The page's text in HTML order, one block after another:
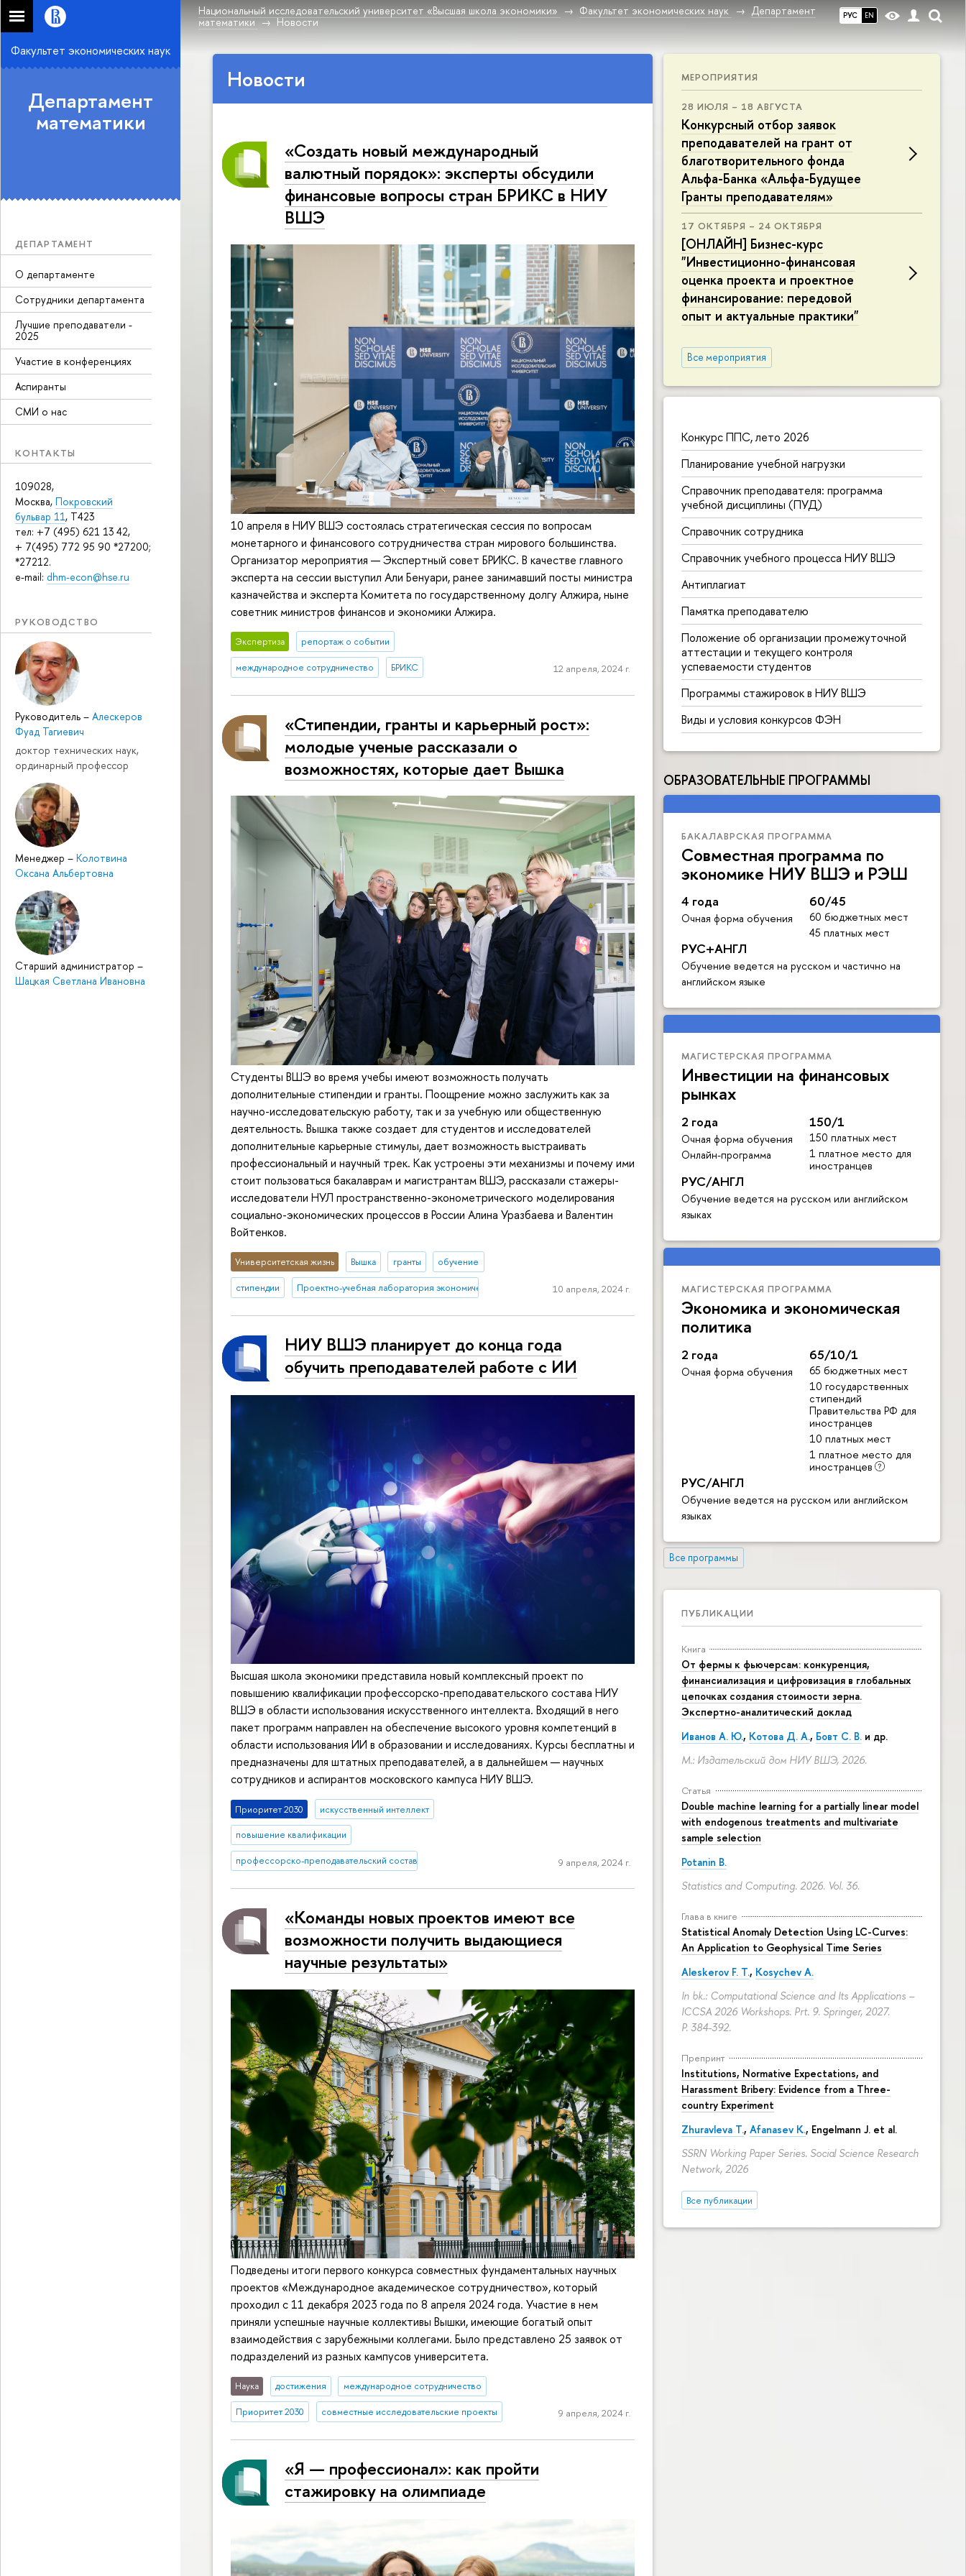
РУС EN
Национальный исследовательский университет «Высшая школа экономики» Факультет экономических наук
Департамент
математики
Новости
Факультет экономических наук
Департамент
математики
ДЕПАРТАМЕНТ
О департаменте
Сотрудники департамента
Лучшие преподаватели -
2025
Участие в конференциях
Аспиранты
СМИ о нас
КОНТАКТЫ
109028,
Москва, Покровский
бульвар 11, T423
тел: +7 (495) 621 13 42,
+ 7(495) 772 95 90 *27200;
*27212.
e-mail: dhm-econ@hse.ru
РУКОВОДСТВО
Руководитель – Алескеров
Фуад Тагиевич
доктор технических наук,
ординарный профессор
Менеджер – Колотвина
Оксана Альбертовна
Cтарший администратор –
Шацкая Светлана Ивановна
МЕРОПРИЯТИЯ
28 ИЮЛЯ – 18 АВГУСТА
Конкурсный отбор заявок
преподавателей на грант от
благотворительного фонда
Альфа-Банка «Альфа-Будущее
Гранты преподавателям»
17 ОКТЯБРЯ – 24 ОКТЯБРЯ
[ОНЛАЙН] Бизнес-курс
"Инвестиционно-финансовая
оценка проекта и проектное
финансирование: передовой
опыт и актуальные практики"
Все мероприятия
Конкурс ППС, лето 2026
Планирование учебной нагрузки
Справочник преподавателя: программа
учебной дисциплины (ПУД)
Справочник сотрудника
Справочник учебного процесса НИУ ВШЭ
Антиплагиат
Памятка преподавателю
Положение об организации промежуточной
аттестации и текущего контроля
успеваемости студентов
Программы стажировок в НИУ ВШЭ
Виды и условия конкурсов ФЭН
ОБРАЗОВАТЕЛЬНЫЕ ПРОГРАММЫ
БАКАЛАВРСКАЯ ПРОГРАММА
Совместная программа по
экономике НИУ ВШЭ и РЭШ
4 года
Очная форма обучения
60/45
60 бюджетных мест
45 платных мест
РУС+АНГЛ
Обучение ведется на русском и частично на
английском языке
МАГИСТЕРСКАЯ ПРОГРАММА
Инвестиции на финансовых
рынках
2 года
Очная форма обучения
Онлайн-программа
150/1
150 платных мест
1 платное место для
иностранцев
РУС/АНГЛ
Обучение ведется на русском или английском
языках
МАГИСТЕРСКАЯ ПРОГРАММА
Экономика и экономическая
политика
2 года
Очная форма обучения
65/10/1
65 бюджетных мест
10 государственных
стипендий
Правительства РФ для
иностранцев
10 платных мест
1 платное место для
иностранцев
РУС/АНГЛ
Обучение ведется на русском или английском
языках
Все программы
ПУБЛИКАЦИИ
Книга
От фермы к фьючерсам: конкуренция,
финансиализация и цифровизация в глобальных
цепочках создания стоимости зерна.
Экспертно-аналитический доклад
Иванов А. Ю., Котова Д. А., Бовт С. В. и др.
М.: Издательский дом НИУ ВШЭ, 2026.
Статья
Double machine learning for a partially linear model
with endogenous treatments and multivariate
sample selection
Potanin B.
Statistics and Computing. 2026. Vol. 36.
Глава в книге
Statistical Anomaly Detection Using LC-Curves:
An Application to Geophysical Time Series
Aleskerov F. T., Kosychev A.
In bk.: Computational Science and Its Applications –
ICCSA 2026 Workshops. Prt. 9. Springer, 2027.
P. 384-392.
Препринт
Institutions, Normative Expectations, and
Harassment Bribery: Evidence from a Three-
country Experiment
Zhuravleva T., Afanasev K., Engelmann J. et al.
SSRN Working Paper Series. Social Science Research
Network, 2026
Все публикации
Новости
«Создать новый международный
валютный порядок»: эксперты обсудили
финансовые вопросы стран БРИКС в НИУ
ВШЭ
10 апреля в НИУ ВШЭ состоялась стратегическая сессия по вопросам
монетарного и финансового сотрудничества стран мирового большинства.
Организатор мероприятия — Экспертный совет БРИКС. В качестве главного
эксперта на сессии выступил Али Бенуари, ранее занимавший посты министра
казначейства и эксперта Комитета по государственному долгу Алжира, ныне
советник министров финансов и экономики Алжира.
Экспертиза репортаж о событии
международное сотрудничество БРИКС 12 апреля, 2024 г.
«Стипендии, гранты и карьерный рост»:
молодые ученые рассказали о
возможностях, которые дает Вышка
Студенты ВШЭ во время учебы имеют возможность получать
дополнительные стипендии и гранты. Поощрение можно заслужить как за
научно-исследовательскую работу, так и за учебную или общественную
деятельность. Вышка также создает для студентов и исследователей
дополнительные карьерные стимулы, дает возможность выстраивать
профессиональный и научный трек. Как устроены эти механизмы и почему ими
стоит пользоваться бакалаврам и магистрантам ВШЭ, рассказали стажеры-
исследователи НУЛ пространственно-эконометрического моделирования
социально-экономических процессов в России Алина Уразбаева и Валентин
Войтенков.
Университетская жизнь Вышка гранты обучение
стипендии Проектно-учебная лаборатория экономической журналистики10 апреля, 2024 г.
НИУ ВШЭ планирует до конца года
обучить преподавателей работе с ИИ
Высшая школа экономики представила новый комплексный проект по
повышению квалификации профессорско-преподавательского состава НИУ
ВШЭ в области использования искусственного интеллекта. Входящий в него
пакет программ направлен на обеспечение высокого уровня компетенций в
области использования ИИ в образовании и исследованиях. Курсы бесплатны и
предназначены для штатных преподавателей, а в дальнейшем — научных
сотрудников и аспирантов московского кампуса НИУ ВШЭ.
Приоритет 2030 искусственный интеллект
повышение квалификации
профессорско-преподавательский состав 9 апреля, 2024 г.
«Команды новых проектов имеют все
возможности получить выдающиеся
научные результаты»
Подведены итоги первого конкурса совместных фундаментальных научных
проектов «Международное академическое сотрудничество», который
проходил с 11 декабря 2023 года по 8 апреля 2024 года. Участие в нем
приняли успешные научные коллективы Вышки, имеющие богатый опыт
взаимодействия с зарубежными коллегами. Было представлено 25 заявок от
подразделений из разных кампусов университета.
Наука достижения международное сотрудничество
Приоритет 2030 совместные исследовательские проекты 9 апреля, 2024 г.
«Я — профессионал»: как пройти
стажировку на олимпиаде